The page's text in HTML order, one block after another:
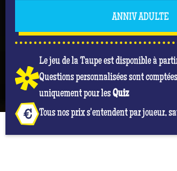
ANNIV ADULTE
Le jeu de la Taupe est disponible à
Questions personnalisées sont
uniquement pour lesQuiz
Tous nos prix s'entendent par joueur,